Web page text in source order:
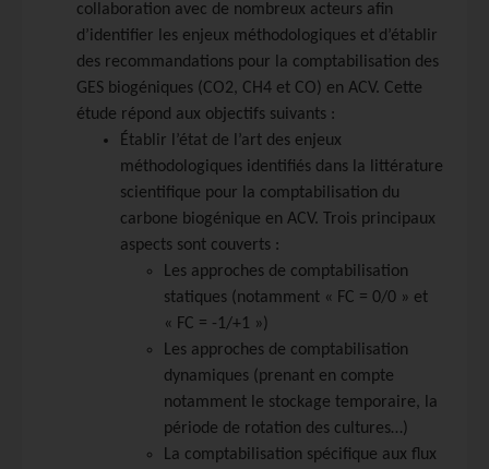
collaboration avec de nombreux acteurs afin
d’identifier les enjeux méthodologiques et d’établir
des recommandations pour la comptabilisation des
GES biogéniques (CO2, CH4 et CO) en ACV. Cette
étude répond aux objectifs suivants :
Établir l’état de l’art des enjeux
méthodologiques identifiés dans la littérature
scientifique pour la comptabilisation du
carbone biogénique en ACV. Trois principaux
aspects sont couverts :
Les approches de comptabilisation
statiques (notamment « FC = 0/0 » et
« FC = -1/+1 »)
Les approches de comptabilisation
dynamiques (prenant en compte
notamment le stockage temporaire, la
période de rotation des cultures…)
La comptabilisation spécifique aux flux